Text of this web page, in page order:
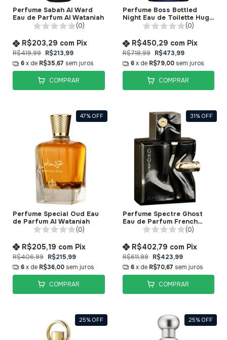
Perfume Sabah Al Ward
Eau de Parfum Al Wataniah
(0)
R$419,99 R$213,99
R$203,29 com Pix
6x de R$35,67 sem juros
COMPRAR
Perfume Boss Bottled
Night Eau de Toilette Hugo
(0)
R$718,99 R$473,99
R$450,29 com Pix
6 x de R$79,00 sem juros
COMPRAR
47% OFF
Perfume Special Oud Eau
de Parfum Al Wataniah
(0)
R$406,99 R$215,99
R$205,19 com Pix
6x de R$36,00 sem juros
COMPRAR
31% OFF
Perfume Spectre Ghost
Eau de Parfum French
Avenue
(0)
R$611,99 R$423,99
R$402,79 com Pix
6 x de R$70,67 sem juros
COMPRAR
25% OFF 25% OFF